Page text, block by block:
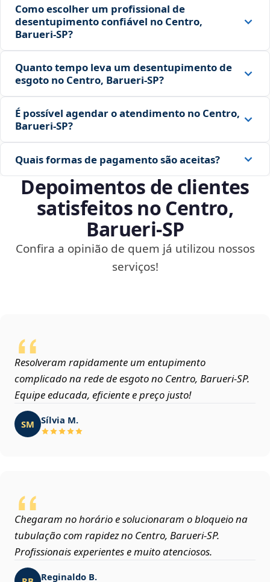
Como escolher um profissional de
desentupimento confiável no Centro,
Barueri‑SP?
Quanto tempo leva um desentupimento de
esgoto no Centro, Barueri‑SP?
É possível agendar o atendimento no Centro,
Barueri‑SP?
Quais formas de pagamento são aceitas?
Depoimentos de clientes
satisfeitos no Centro,
Barueri‑SP
Confira a opinião de quem já utilizou nossos
serviços!
Resolveram rapidamente um entupimento
complicado na rede de esgoto no Centro, Barueri‑SP.
Equipe educada, eficiente e preço justo!
SM Sílvia M.
Chegaram no horário e solucionaram o bloqueio na
tubulação com rapidez no Centro, Barueri‑SP.
Profissionais experientes e muito atenciosos.
Reginaldo B.